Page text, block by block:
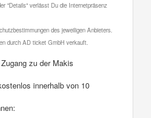
"Details" verlässt Du die Internetpräsenz
des jeweiligen Anbieters.
durch AD ticket GmbH verkauft.
Zugang zu der Makis
innerhalb von 10